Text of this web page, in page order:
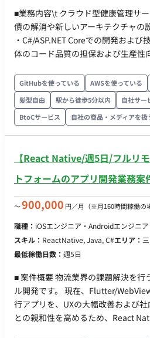
■業務内容\t クラウド型健康管理サ
債の解消や新しいアーキテクチャの
・C#/ASP.NET Coreでの開発およ
体のコード品質の担保および生産性
の選定・導入・見直し 【業務で使用する主なツール】
Slack/Notion/Backlog/Figma/
の変更範囲：当社が定める業務全般
GitHubを使っている AWSを使っている
髪型自由
駅から徒歩5分以内
自社サー
BtoCサービス
自社の商品・メディアを扱
【React Native/週5日/フルリ
トフォームのアプリ開発業務案
〜900,000 円／月 （※月160時間稼働の
職種： iOSエンジニア・Androidエンジニア
スキル： ReactNative, Java, C#エリア：
最低稼働日数： 週5日
■ 案件概要 物流業界の課題解決を行
ル開発です。 現在、Flutter/
行アプリを、UXの大幅改善および社
との親和性を高めるため、React